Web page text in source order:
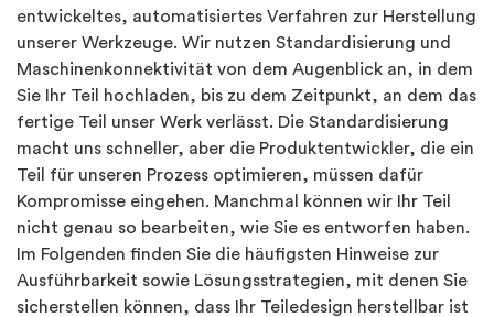
entwickeltes, automatisiertes Verfahren zur Herstellung
unserer Werkzeuge. Wir nutzen Standardisierung und
Maschinenkonnektivität von dem Augenblick an, in dem
Sie Ihr Teil hochladen, bis zu dem Zeitpunkt, an dem das
fertige Teil unser Werk verlässt. Die Standardisierung
macht uns schneller, aber die Produktentwickler, die ein
Teil für unseren Prozess optimieren, müssen dafür
Kompromisse eingehen. Manchmal können wir Ihr Teil
nicht genau so bearbeiten, wie Sie es entworfen haben.
Im Folgenden finden Sie die häufigsten Hinweise zur
Ausführbarkeit sowie Lösungsstrategien, mit denen Sie
sicherstellen können, dass Ihr Teiledesign herstellbar ist